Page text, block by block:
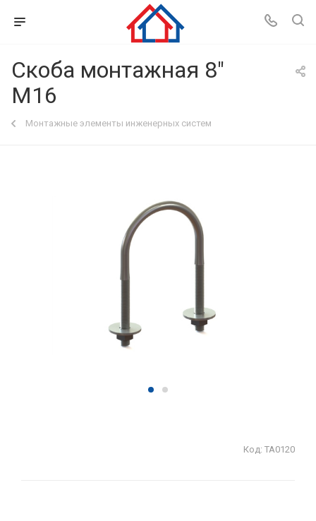
Скоба монтажная 8"
M16
Монтажные элементы инженерных систем
Код: ТА0120